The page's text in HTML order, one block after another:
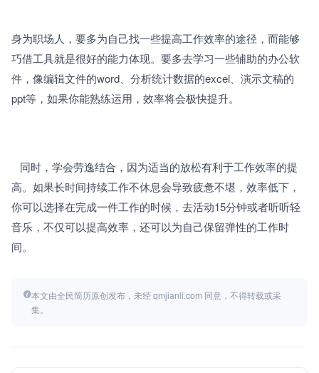
身为职场人，要多为自己找一些提高工作效率的途径，而能够
巧借工具就是很好的能力体现。要多去学习一些辅助的办公软
件，像编辑文件的word、分析统计数据的excel、演示文稿的
ppt等，如果你能熟练运用，效率将会极快提升。
高。如果长时间持续工作不休息会导致疲惫不堪，效率低下，
你可以选择在完成一件工作的时候，去活动15分钟或者听听轻
音乐，不仅可以提高效率，还可以为自己保留弹性的工作时
间。
本文由全民简历原创发布，未经 qmjianli.com 同意，不得转载或采
集。